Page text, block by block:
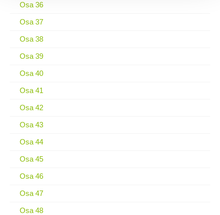
Osa 36
Osa 37
Osa 38
Osa 39
Osa 40
Osa 41
Osa 42
Osa 43
Osa 44
Osa 45
Osa 46
Osa 47
Osa 48